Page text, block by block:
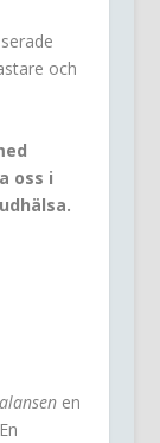
och
oss i
en